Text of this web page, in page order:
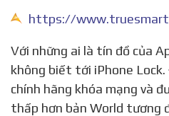
Với những ai là tín đồ của Apple thì chắc không thể
không biết tới iPhone
chính hãng khóa mạng và
thấp hơn bản World tương